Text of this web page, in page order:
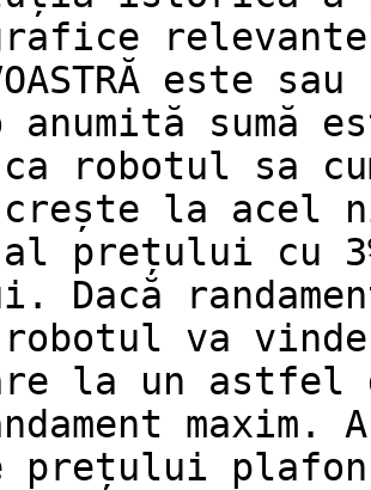
anumită sumă
robotul sa
la acel
prețului cu
Dacă
robotul va
la un
prețului